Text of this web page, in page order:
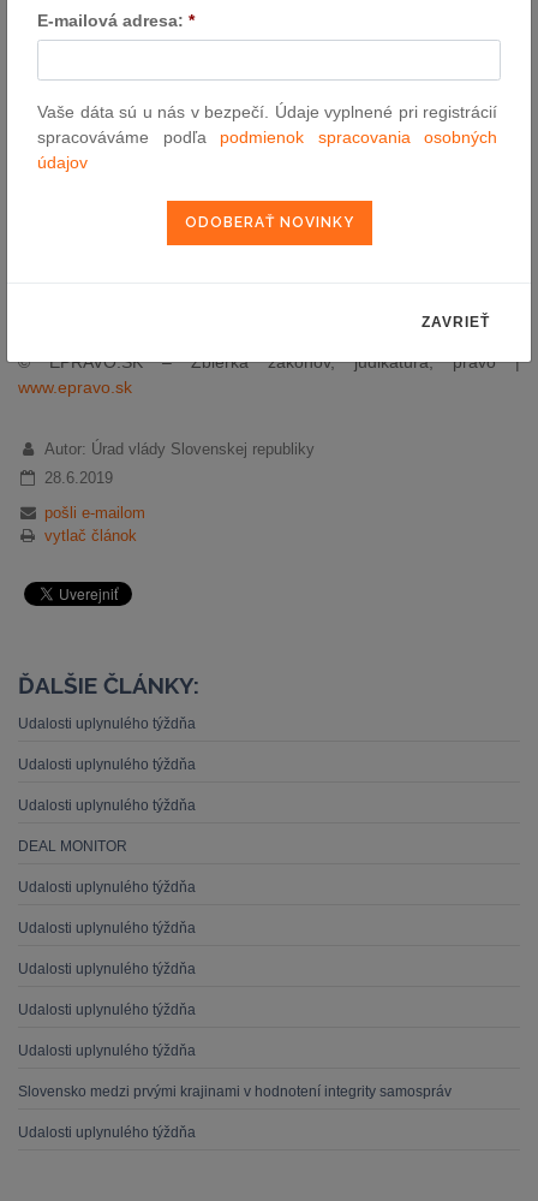
rovnakého zaobchádzania na vnútornom trhu a nediskriminácie
spotrebiteľov. Ďalším bodom bolo, že traja najvyšší ústavní
činitelia budú presadzovať kroky posilňujúce bezpečnosť
slovenských občanov a podporovať plnenie spojeneckých
na úrovni 1,6 percenta HDP do roku 2020.
© EPRAVO.SK – Zbierka zákonov, judikatúra, právo |
www.epravo.sk
Autor: Úrad vlády Slovenskej republiky
28.6.2019
pošli e-mailom
vytlač článok
ĎALŠIE ČLÁNKY:
Udalosti uplynulého týždňa
Udalosti uplynulého týždňa
Udalosti uplynulého týždňa
DEAL MONITOR
Udalosti uplynulého týždňa
Udalosti uplynulého týždňa
Udalosti uplynulého týždňa
Udalosti uplynulého týždňa
Udalosti uplynulého týždňa
Slovensko medzi prvými krajinami v hodnotení integrity samospráv
Udalosti uplynulého týždňa
E-mailová adresa: *
Vaše dáta sú u nás v bezpečí. Údaje vyplnené pri registrácií
spracováváme podľa podmienok spracovania osobných
údajov
ZAVRIEŤ